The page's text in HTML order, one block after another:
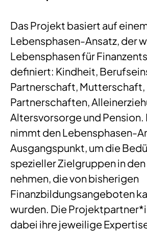
Das Projekt basiert auf
Lebensphasen-Ansatz, der
Lebensphasen für
definiert: Kindheit,
Partnerschaft, Mutterschaft,
Partnerschaften,
Altersvorsorge und Pension.
nimmt den Lebensphasen-
Ausgangspunkt, um die
spezieller Zielgruppen in den
nehmen, die von bisherigen
Finanzbildungsangeboten
wurden. Die
dabei ihre jeweilige